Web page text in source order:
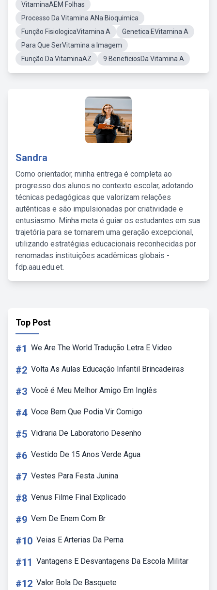
VitaminaAEM Folhas
Processo Da Vitamina ANa Bioquimica
Função FisiologicaVitamina A
Genetica EVitamina A
Para Que SerVitamina a Imagem
Função Da VitaminaAZ
9 BeneficiosDa Vitamina A
Sandra
Como orientador, minha entrega é completa ao
progresso dos alunos no contexto escolar, adotando
técnicas pedagógicas que valorizam relações
autênticas e são impulsionadas por criatividade e
entusiasmo. Minha meta é guiar os estudantes em sua
trajetória para se tornarem uma geração excepcional,
utilizando estratégias educacionais reconhecidas por
renomadas instituições acadêmicas globais -
fdp.aau.edu.et.
Top Post
#1 We Are The World Tradução Letra E Video
#2 Volta As Aulas Educação Infantil Brincadeiras
#3 Você é Meu Melhor Amigo Em Inglês
#4 Voce Bem Que Podia Vir Comigo
#5 Vidraria De Laboratorio Desenho
#6 Vestido De 15 Anos Verde Agua
#7 Vestes Para Festa Junina
#8 Venus Filme Final Explicado
#9 Vem De Enem Com Br
#10 Veias E Arterias Da Perna
#11 Vantagens E Desvantagens Da Escola Militar
#12 Valor Bola De Basquete